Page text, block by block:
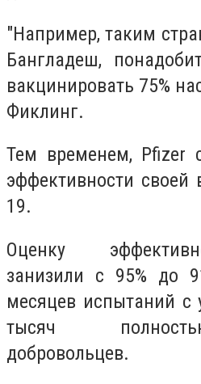
"Например, таким
Бангладеш,
вакцинировать 75%
Фиклинг.
Тем временем, Pfizer
эффективности своей
19.
Оценку
занизили с 95% до
месяцев испытаний с
тысяч
добровольцев.